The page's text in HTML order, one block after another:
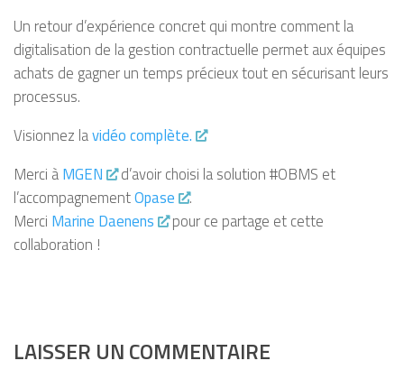
Un retour d’expérience concret qui montre comment la
digitalisation de la gestion contractuelle permet aux équipes
achats de gagner un temps précieux tout en sécurisant leurs
processus.
Visionnez lavidéo complète.
Merci à MGEN
d’avoir choisi la solution #OBMS et
l’accompagnementOpase
.
Merci Marine Daenens
pour ce partage et cette
collaboration !
LAISSER UN COMMENTAIRE